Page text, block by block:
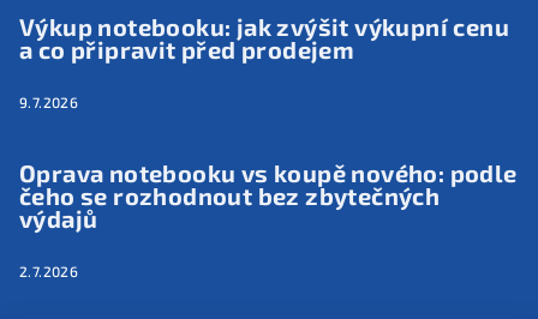
Výkup notebooku: jak zvýšit výkupní cenu
a co připravit před prodejem
9.7.2026
Oprava notebooku vs koupě nového: podle
čeho se rozhodnout bez zbytečných
výdajů
2.7.2026